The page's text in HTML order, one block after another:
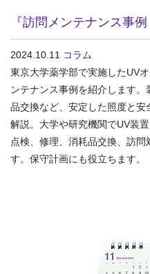
『訪問メンテナンス事
2024.10.11 コラム
東京大学薬学部で実施したUV
ンテナンス事例を紹介します
品交換など、安定した照度と
解説。大学や研究機関でUV装
点検、修理、消耗品交換、訪
す。保守計画にも役立ちます。